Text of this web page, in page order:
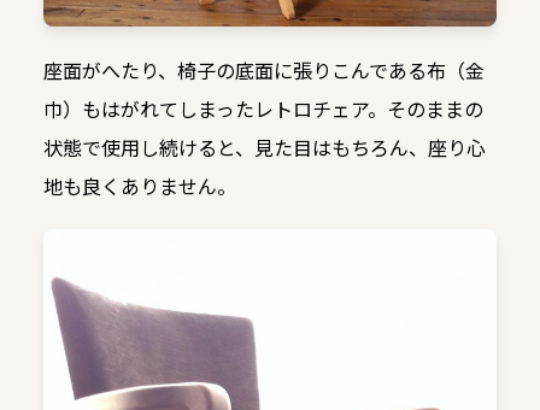
座面がへたり、椅子の底面に張りこんである布（金
巾）もはがれてしまったレトロチェア。そのままの
状態で使用し続けると、見た目はもちろん、座り心
地も良くありません。